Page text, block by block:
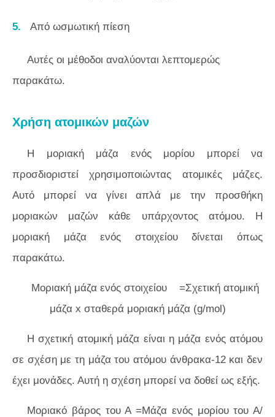
Από ωσμωτική πίεση
Αυτές οι μέθοδοι αναλύονται λεπτομερώς
παρακάτω.
Χρήση ατομικών μαζών
Η μοριακή μάζα ενός μορίου μπορεί να
προσδιοριστεί χρησιμοποιώντας ατομικές μάζες.
Αυτό μπορεί να γίνει απλά με την προσθήκη
μοριακών μαζών κάθε υπάρχοντος ατόμου. Η
μοριακή μάζα ενός στοιχείου δίνεται όπως
παρακάτω.
Μοριακή μάζα ενός στοιχείου =Σχετική ατομική
μάζα x σταθερά μοριακή μάζα (g/mol)
Η σχετική ατομική μάζα είναι η μάζα ενός ατόμου
σε σχέση με τη μάζα του ατόμου άνθρακα-12 και δεν
έχει μονάδες. Αυτή η σχέση μπορεί να δοθεί ως εξής.
Μοριακό βάρος του Α =Μάζα ενός μορίου του Α/